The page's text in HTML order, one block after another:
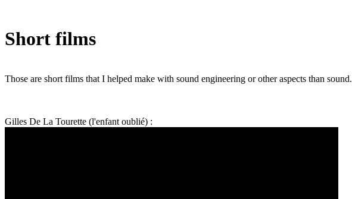
Short films
Those are short films that I helped make with sound engineering or other aspects than sound.
Gilles De La Tourette (l'enfant oublié) :